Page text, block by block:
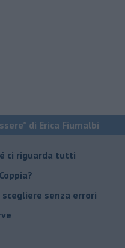
di Erica Fiumalbi
ci riguarda tutti
senza errori